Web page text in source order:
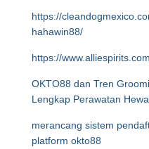
https://
hahawin88/
https://
OKTO88 dan Tren
Lengkap Perawatan
merancang sistem
platform okto88